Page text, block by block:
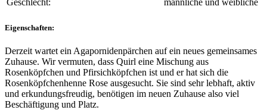
Geschlecht:
männliche und weibliche
Eigenschaften:
Derzeit wartet ein Agapornidenpärchen auf ein neues gemeinsames
Zuhause. Wir vermuten, dass Quirl eine Mischung aus
Rosenköpfchen und Pfirsichköpfchen ist und er hat sich die
Rosenköpfchenhenne Rose ausgesucht. Sie sind sehr lebhaft, aktiv
und erkundungsfreudig, benötigen im neuen Zuhause also viel
Beschäftigung und Platz.